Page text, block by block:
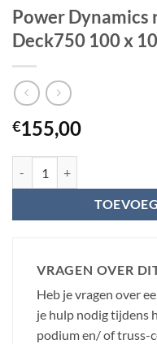
Power Dynamics
Deck750 100 x
€155,00
VRAGEN OVER
Heb je vragen over
je hulp nodig tijdens
podium en/ of truss-